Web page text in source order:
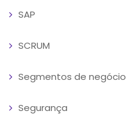
SAP
SCRUM
Segmentos de negócio
Segurança